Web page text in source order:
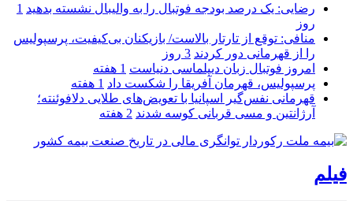
رضایی: یک درصد بودجه فوتبال را به والیبال نشسته بدهید 1
روز
منافی: توقع از تارتار بالاست/ بازیکنان بی‌کیفیت، پرسپولیس
را از قهرمانی دور کردند 3 روز
امروز فوتبال زبان دیپلماسی دنیاست 1 هفته
پرسپولیس، قهرمان آفریقا را شکست داد 1 هفته
قهرمانی نفس‌گیر اسپانیا با تعویض‌های طلایی دلافوئنته؛
آرژانتین و مسی قربانی کوسه شدند 2 هفته
فیلم